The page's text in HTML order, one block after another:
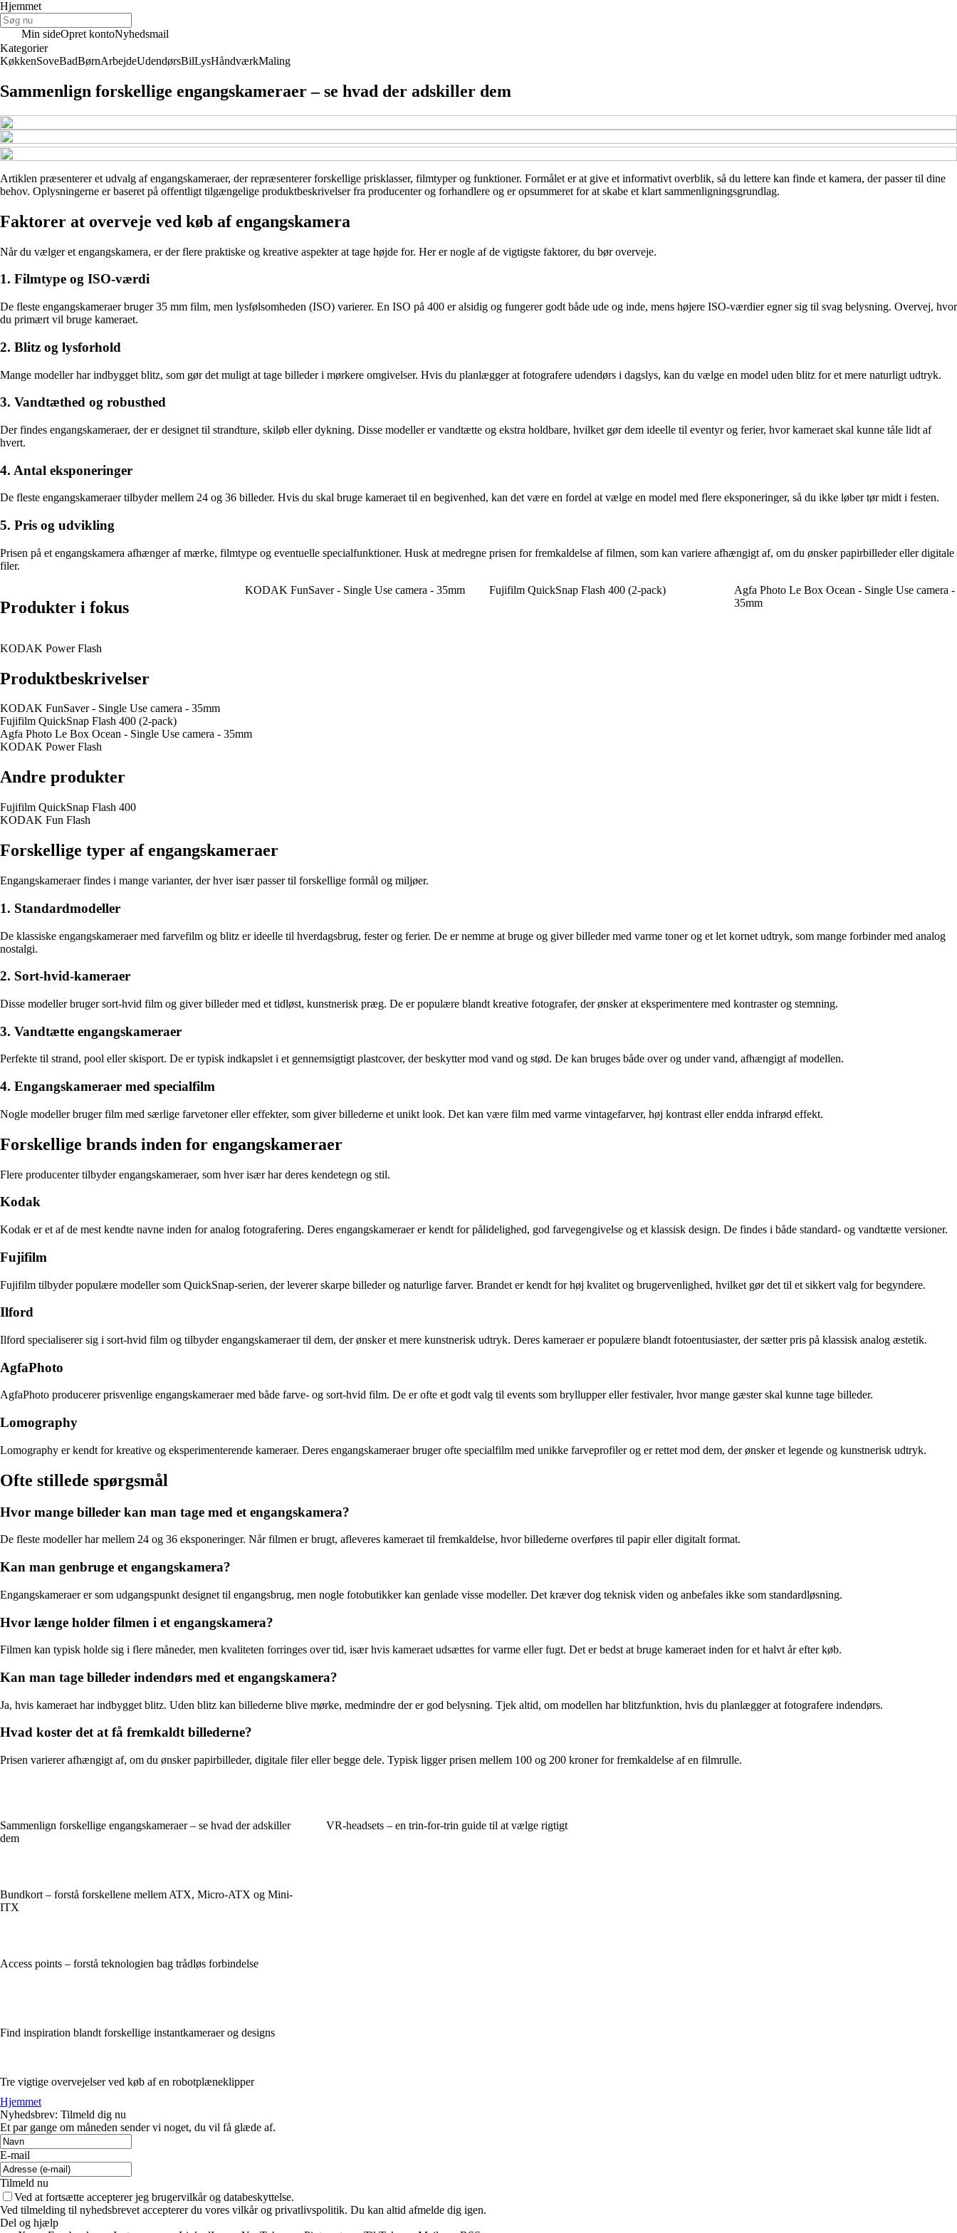
Hjemmet
Min sideOpret kontoNyhedsmail
Kategorier
KøkkenSoveBadBørnArbejdeUdendørsBilLysHåndværkMaling
Sammenlign forskellige engangskameraer – se hvad der adskiller dem
Artiklen præsenterer et udvalg af engangskameraer, der repræsenterer forskellige prisklasser, filmtyper og funktioner. Formålet er at give et informativt overblik, så du lettere kan finde et kamera, der passer til dine
behov. Oplysningerne er baseret på offentligt tilgængelige produktbeskrivelser fra producenter og forhandlere og er opsummeret for at skabe et klart sammenligningsgrundlag.
Faktorer at overveje ved køb af engangskamera
Når du vælger et engangskamera, er der flere praktiske og kreative aspekter at tage højde for. Her er nogle af de vigtigste faktorer, du bør overveje.
1. Filmtype og ISO-værdi
De fleste engangskameraer bruger 35 mm film, men lysfølsomheden (ISO) varierer. En ISO på 400 er alsidig og fungerer godt både ude og inde, mens højere ISO-værdier egner sig til svag belysning. Overvej, hvor
du primært vil bruge kameraet.
2. Blitz og lysforhold
Mange modeller har indbygget blitz, som gør det muligt at tage billeder i mørkere omgivelser. Hvis du planlægger at fotografere udendørs i dagslys, kan du vælge en model uden blitz for et mere naturligt udtryk.
3. Vandtæthed og robusthed
Der findes engangskameraer, der er designet til strandture, skiløb eller dykning. Disse modeller er vandtætte og ekstra holdbare, hvilket gør dem ideelle til eventyr og ferier, hvor kameraet skal kunne tåle lidt af
hvert.
4. Antal eksponeringer
De fleste engangskameraer tilbyder mellem 24 og 36 billeder. Hvis du skal bruge kameraet til en begivenhed, kan det være en fordel at vælge en model med flere eksponeringer, så du ikke løber tør midt i festen.
5. Pris og udvikling
Prisen på et engangskamera afhænger af mærke, filmtype og eventuelle specialfunktioner. Husk at medregne prisen for fremkaldelse af filmen, som kan variere afhængigt af, om du ønsker papirbilleder eller digitale
filer.
Produkter i fokus
KODAK FunSaver - Single Use camera - 35mm Fujifilm QuickSnap Flash 400 (2-pack)
Agfa Photo Le Box Ocean - Single Use camera -
35mm
KODAK Power Flash
Produktbeskrivelser
KODAK FunSaver - Single Use camera - 35mm
Fujifilm QuickSnap Flash 400 (2-pack)
Agfa Photo Le Box Ocean - Single Use camera - 35mm
KODAK Power Flash
Andre produkter
Fujifilm QuickSnap Flash 400
KODAK Fun Flash
Forskellige typer af engangskameraer
Engangskameraer findes i mange varianter, der hver især passer til forskellige formål og miljøer.
1. Standardmodeller
De klassiske engangskameraer med farvefilm og blitz er ideelle til hverdagsbrug, fester og ferier. De er nemme at bruge og giver billeder med varme toner og et let kornet udtryk, som mange forbinder med analog
nostalgi.
2. Sort-hvid-kameraer
Disse modeller bruger sort-hvid film og giver billeder med et tidløst, kunstnerisk præg. De er populære blandt kreative fotografer, der ønsker at eksperimentere med kontraster og stemning.
3. Vandtætte engangskameraer
Perfekte til strand, pool eller skisport. De er typisk indkapslet i et gennemsigtigt plastcover, der beskytter mod vand og stød. De kan bruges både over og under vand, afhængigt af modellen.
4. Engangskameraer med specialfilm
Nogle modeller bruger film med særlige farvetoner eller effekter, som giver billederne et unikt look. Det kan være film med varme vintagefarver, høj kontrast eller endda infrarød effekt.
Forskellige brands inden for engangskameraer
Flere producenter tilbyder engangskameraer, som hver især har deres kendetegn og stil.
Kodak
Kodak er et af de mest kendte navne inden for analog fotografering. Deres engangskameraer er kendt for pålidelighed, god farvegengivelse og et klassisk design. De findes i både standard- og vandtætte versioner.
Fujifilm
Fujifilm tilbyder populære modeller som QuickSnap-serien, der leverer skarpe billeder og naturlige farver. Brandet er kendt for høj kvalitet og brugervenlighed, hvilket gør det til et sikkert valg for begyndere.
Ilford
Ilford specialiserer sig i sort-hvid film og tilbyder engangskameraer til dem, der ønsker et mere kunstnerisk udtryk. Deres kameraer er populære blandt fotoentusiaster, der sætter pris på klassisk analog æstetik.
AgfaPhoto
AgfaPhoto producerer prisvenlige engangskameraer med både farve- og sort-hvid film. De er ofte et godt valg til events som bryllupper eller festivaler, hvor mange gæster skal kunne tage billeder.
Lomography
Lomography er kendt for kreative og eksperimenterende kameraer. Deres engangskameraer bruger ofte specialfilm med unikke farveprofiler og er rettet mod dem, der ønsker et legende og kunstnerisk udtryk.
Ofte stillede spørgsmål
Hvor mange billeder kan man tage med et engangskamera?
De fleste modeller har mellem 24 og 36 eksponeringer. Når filmen er brugt, afleveres kameraet til fremkaldelse, hvor billederne overføres til papir eller digitalt format.
Kan man genbruge et engangskamera?
Engangskameraer er som udgangspunkt designet til engangsbrug, men nogle fotobutikker kan genlade visse modeller. Det kræver dog teknisk viden og anbefales ikke som standardløsning.
Hvor længe holder filmen i et engangskamera?
Filmen kan typisk holde sig i flere måneder, men kvaliteten forringes over tid, især hvis kameraet udsættes for varme eller fugt. Det er bedst at bruge kameraet inden for et halvt år efter køb.
Kan man tage billeder indendørs med et engangskamera?
Ja, hvis kameraet har indbygget blitz. Uden blitz kan billederne blive mørke, medmindre der er god belysning. Tjek altid, om modellen har blitzfunktion, hvis du planlægger at fotografere indendørs.
Hvad koster det at få fremkaldt billederne?
Prisen varierer afhængigt af, om du ønsker papirbilleder, digitale filer eller begge dele. Typisk ligger prisen mellem 100 og 200 kroner for fremkaldelse af en filmrulle.
Sammenlign forskellige engangskameraer – se hvad der adskiller
dem
Bundkort – forstå forskellene mellem ATX, Micro-ATX og Mini-
ITX
Access points – forstå teknologien bag trådløs forbindelse
Find inspiration blandt forskellige instantkameraer og designs
VR-headsets – en trin-for-trin guide til at vælge rigtigt
Tre vigtige overvejelser ved køb af en robotplæneklipper
Hjemmet
Nyhedsbrev: Tilmeld dig nu
Et par gange om måneden sender vi noget, du vil få glæde af.
E-mail
Tilmeld nu
Ved at fortsætte accepterer jeg brugervilkår og databeskyttelse.
Ved tilmelding til nyhedsbrevet accepterer du vores vilkår og privatlivspolitik. Du kan altid afmelde dig igen.
Del og hjælp